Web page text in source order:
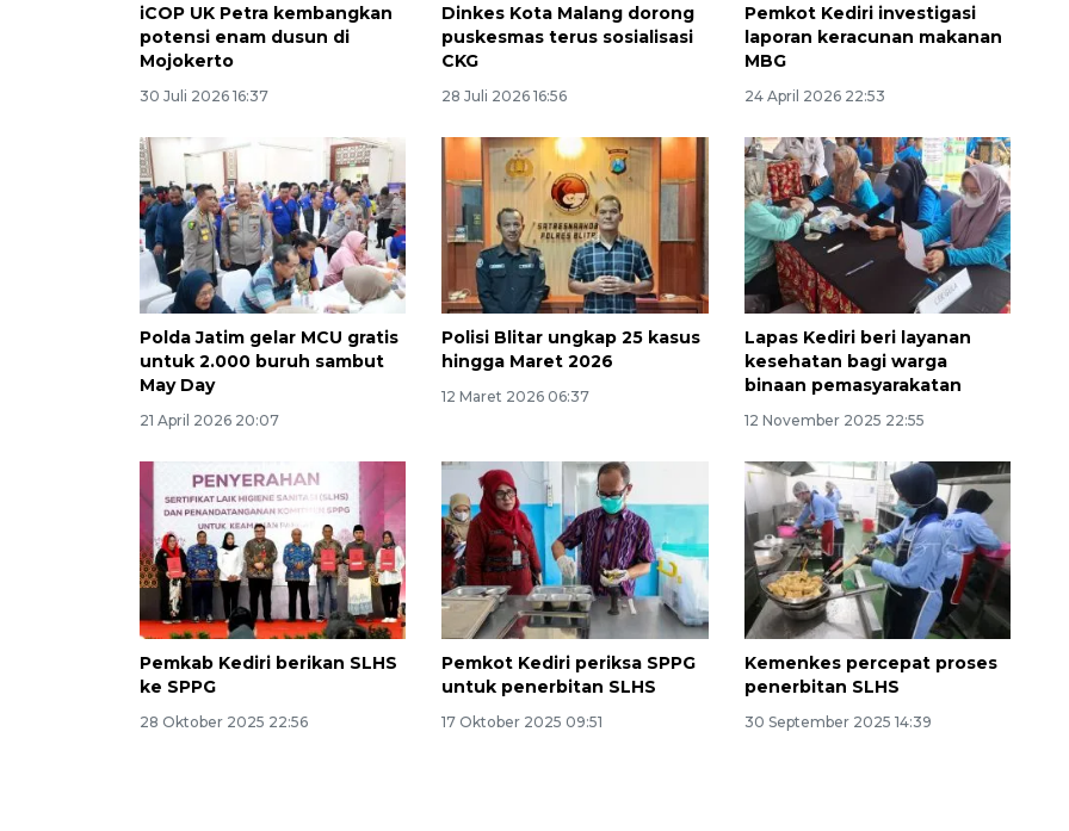
iCOP UK Petra kembangkan
potensi enam dusun di
Mojokerto
30 Juli 2026 16:37
Dinkes Kota Malang dorong
puskesmas terus sosialisasi
CKG
28 Juli 2026 16:56
Pemkot Kediri investigasi
laporan keracunan makanan
MBG
24 April 2026 22:53
Polda Jatim gelar MCU gratis
untuk 2.000 buruh sambut
May Day
21 April 2026 20:07
Polisi Blitar ungkap 25 kasus
hingga Maret 2026
12 Maret 2026 06:37
Lapas Kediri beri layanan
kesehatan bagi warga
binaan pemasyarakatan
12 November 2025 22:55
Pemkab Kediri berikan SLHS
ke SPPG
28 Oktober 2025 22:56
Pemkot Kediri periksa SPPG
untuk penerbitan SLHS
17 Oktober 2025 09:51
Kemenkes percepat proses
penerbitan SLHS
30 September 2025 14:39
Belanja turis asing beri angin
segar bagi ekonomi
2026-08-05 09:00:00